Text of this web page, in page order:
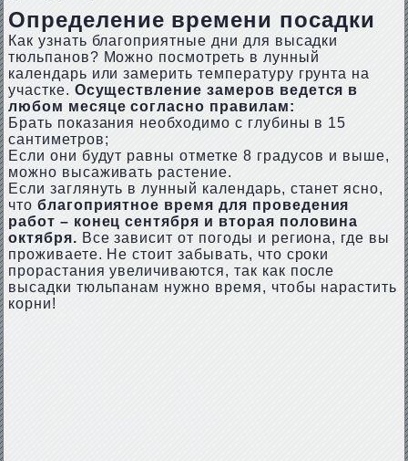
Определение времени посадки
Как узнать благоприятные дни для высадки
тюльпанов? Можно посмотреть в лунный
календарь или замерить температуру грунта на
участке. Осуществление замеров ведется в
любом месяце согласно правилам:
Брать показания необходимо с глубины в 15
сантиметров;
Если они будут равны отметке 8 градусов и выше,
можно высаживать растение.
Если заглянуть в лунный календарь, станет ясно,
что благоприятное время для проведения
работ – конец сентября и вторая половина
октября. Все зависит от погоды и региона, где вы
проживаете. Не стоит забывать, что сроки
прорастания увеличиваются, так как после
высадки тюльпанам нужно время, чтобы нарастить
корни!